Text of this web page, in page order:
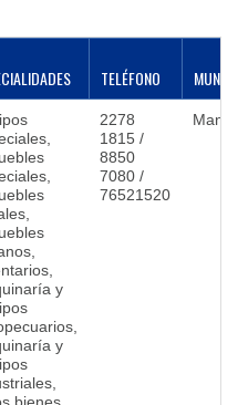
TELÉFONO
y
y
2278
1815 /
8850
7080 /
76521520